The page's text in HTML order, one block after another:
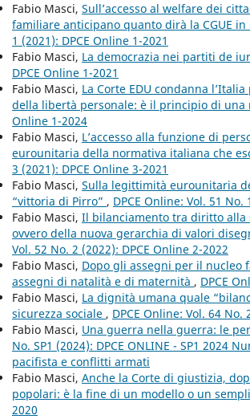
Fabio Masci, Sull’accesso al welfare dei
familiare anticipano quanto dirà la CGUE
1 (2021): DPCE Online 1-2021
Fabio Masci, La democrazia nei partiti de
DPCE Online 1-2021
Fabio Masci, La Corte EDU condanna
della libertà personale: è il principio di una
Online 1-2024
Fabio Masci, L’accesso alla funzione di
eurounitaria della normativa italiana che
3 (2021): DPCE Online 3-2021
Fabio Masci, Sulla legittimità eurounitaria
“vittoria di Pirro” , DPCE Online: Vol. 51 No.
Fabio Masci, Il bilanciamento tra diritto alla
ovvero della nuova gerarchia di valori
Vol. 52 No. 2 (2022): DPCE Online 2-2022
Fabio Masci, Dopo gli assegni per il nucleo
assegni di natalità e di maternità , DPCE
Fabio Masci, La dignità umana quale
sicurezza sociale , DPCE Online: Vol. 64 No.
Fabio Masci, Una guerra nella guerra: le
No. SP1 (2024): DPCE ONLINE - SP1 2024
pacifista e conflitti armati
Fabio Masci, Anche la Corte di giustizia,
popolari: è la fine di un modello o un
2020